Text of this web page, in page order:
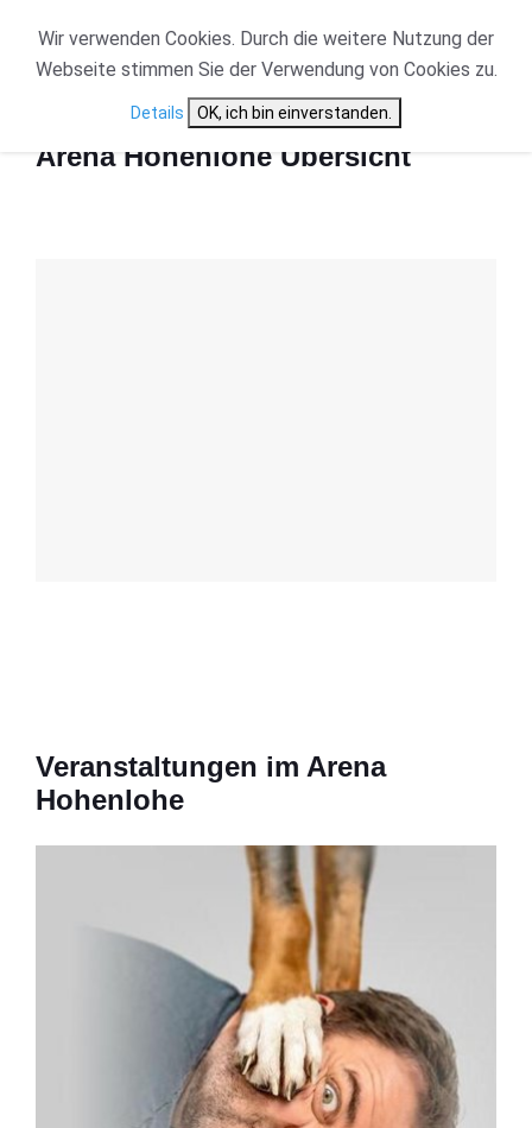
Arena Hohenlohe Übersicht
Arena Hohenlohe Übersicht
Veranstaltungen im Arena
Hohenlohe
Wir verwenden Cookies. Durch die weitere Nutzung der
Webseite stimmen Sie der Verwendung von Cookies zu.
Details OK, ich bin einverstanden.